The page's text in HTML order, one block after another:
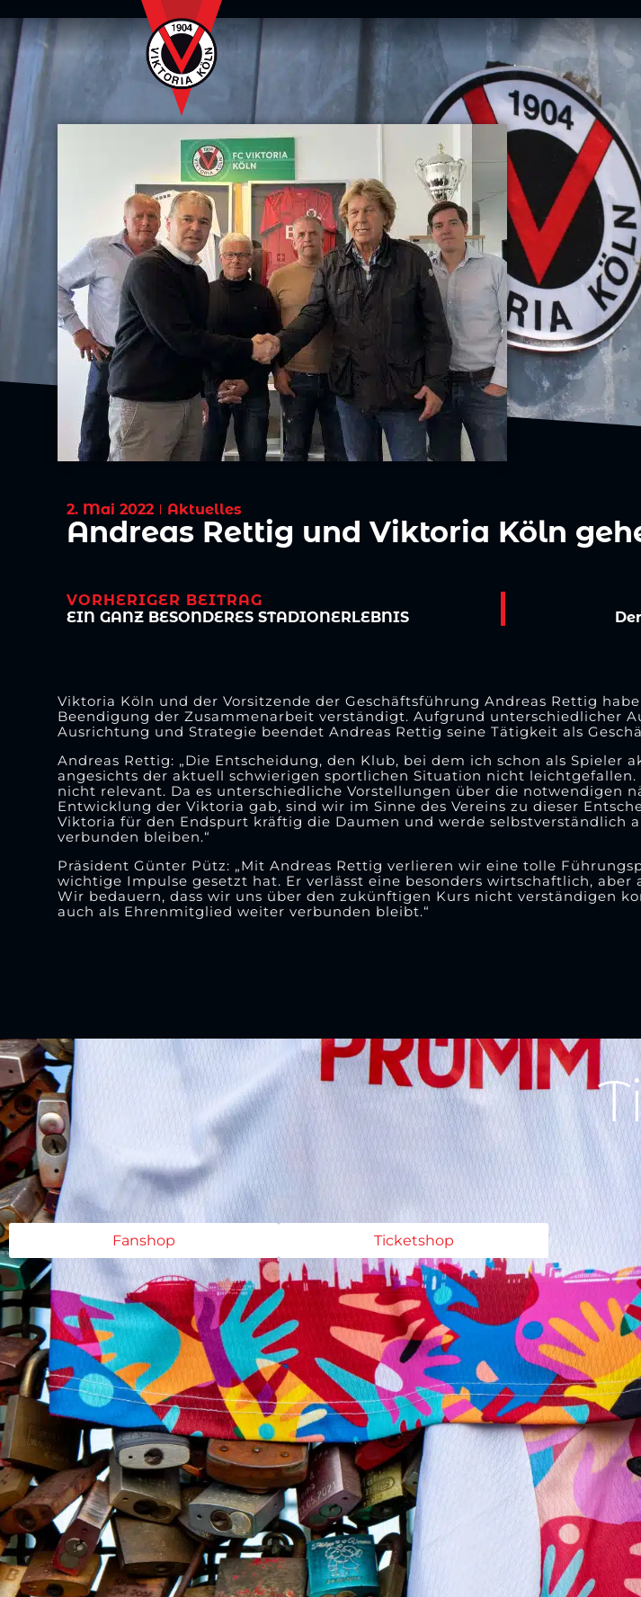
2. Mai 2022 Aktuelles
Andreas Rettig und Viktoria Köln
VORHERIGER BEITRAG
EIN GANZ BESONDERES STADIONERLEBNIS
Viktoria Köln und der Vorsitzende der Geschäftsführung Andreas Rettig
Beendigung der Zusammenarbeit verständigt. Aufgrund unterschiedlicher
Ausrichtung und Strategie beendet Andreas Rettig seine Tätigkeit als
Andreas Rettig: „Die Entscheidung, den Klub, bei dem ich schon als Spieler
angesichts der aktuell schwierigen sportlichen Situation nicht
nicht relevant. Da es unterschiedliche Vorstellungen über die notwendigen
Entwicklung der Viktoria gab, sind wir im Sinne des Vereins zu dieser
Viktoria für den Endspurt kräftig die Daumen und werde selbstverständlich
verbunden bleiben.“
Präsident Günter Pütz: „Mit Andreas Rettig verlieren wir eine tolle
wichtige Impulse gesetzt hat. Er verlässt eine besonders wirtschaftlich,
Wir bedauern, dass wir uns über den zukünftigen Kurs nicht verständigen
auch als Ehrenmitglied weiter verbunden bleibt.“
Fanshop Ticketshop